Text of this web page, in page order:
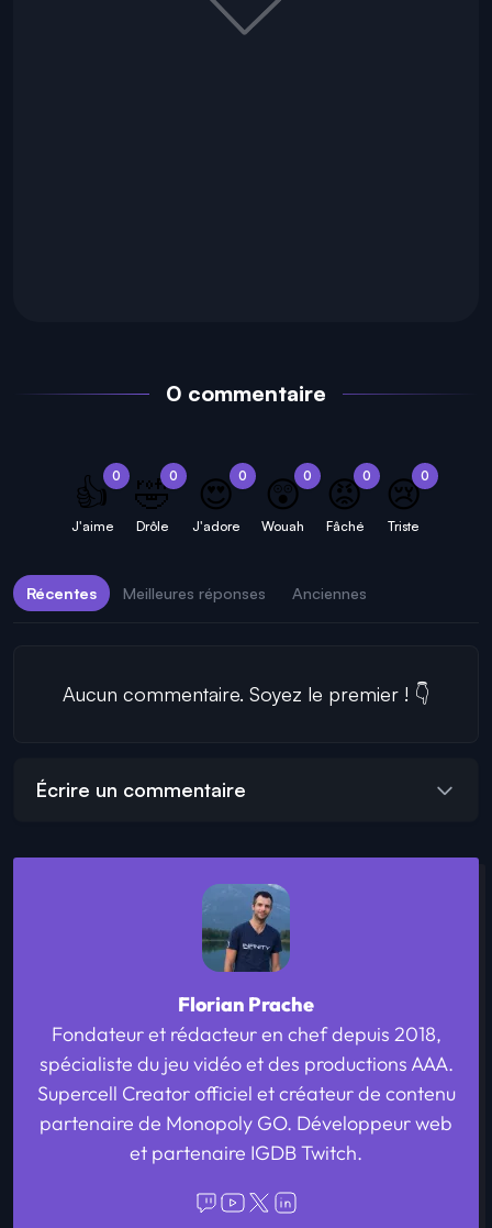
0 commentaire
0
👍
J'aime
0
🤣
Drôle
0
😍
J'adore
0
😲
Wouah
0
😡
Fâché
0
😢
Triste
Récentes Meilleures réponses Anciennes
Aucun commentaire. Soyez le premier ! 👇
Écrire un commentaire
Florian Prache
Fondateur et rédacteur en chef depuis 2018,
spécialiste du jeu vidéo et des productions AAA.
Supercell Creator officiel et créateur de contenu
partenaire de Monopoly GO. Développeur web
et partenaire IGDB Twitch.